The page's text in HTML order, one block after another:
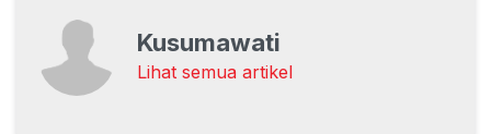
Kusumawati
Lihat semua artikel